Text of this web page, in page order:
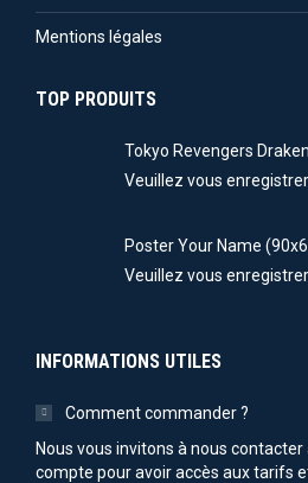
Mentions légales
TOP PRODUITS
Tokyo Revengers Draken
Veuillez vous enregistrer
Poster Your Name
Veuillez vous enregistrer
INFORMATIONS UTILES
Comment commander ?
Nous vous invitons à nous
compte pour avoir accès aux tarifs